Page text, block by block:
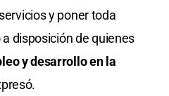
y poner toda
disposición de quienes
y desarrollo en la